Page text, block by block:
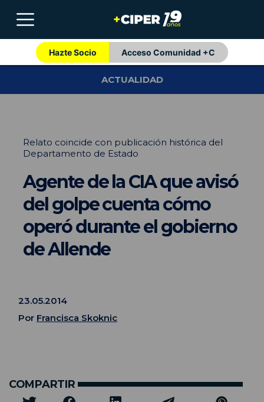
Hazte Socio Acceso Comunidad +C
ACTUALIDAD
Relato coincide con publicación histórica del
Departamento de Estado
Agente de la CIA que avisó
del golpe cuenta cómo
operó durante el gobierno
de Allende
23.05.2014
Por Francisca Skoknic
COMPARTIR